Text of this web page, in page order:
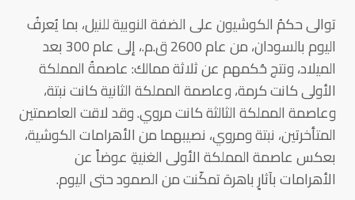
توالى حكمُ الكوشيون على الضفة النوبية للنيل، بما يُعرفُ
اليوم بالسودان، من عام 2600 ق.م.، إلى عام 300 بعد
الميلاد، ونتج حُكمهم عن ثلاثة ممالك: عاصمةُ المملكة
الأولى كانت كرمة، وعاصمة المملكة الثانية كانت نبتة،
وعاصمة المملكة الثالثة كانت مروي. وقد لاقت العاصمتين
المتأخرتين، نبتة ومروي، نصيبهما من الأهرامات الكوشية،
بعكس عاصمة المملكة الأولى الغنيةِ عوضاً عن
الأهرامات بآثارٍ باهرة تمكّنت من الصمود حتى اليوم.